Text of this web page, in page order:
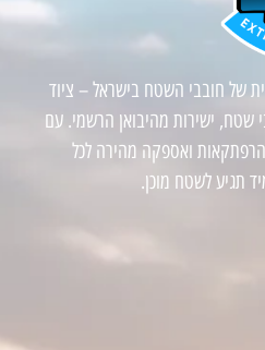
של חובבי השטח בישראל – ציוד
שטח, ישירות מהיבואן הרשמי. עם
ואספקה מהירה לכל
תגיע לשטח מוכן.